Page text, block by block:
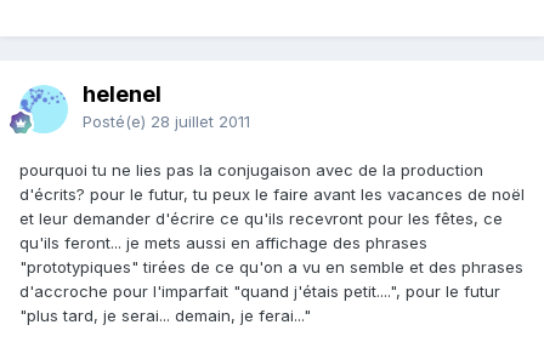
helenel
Posté(e) 28 juillet 2011
pourquoi tu ne lies pas la conjugaison avec de la production
d'écrits? pour le futur, tu peux le faire avant les vacances de noël
et leur demander d'écrire ce qu'ils recevront pour les fêtes, ce
qu'ils feront... je mets aussi en affichage des phrases
"prototypiques" tirées de ce qu'on a vu en semble et des phrases
d'accroche pour l'imparfait "quand j'étais petit....", pour le futur
"plus tard, je serai... demain, je ferai..."